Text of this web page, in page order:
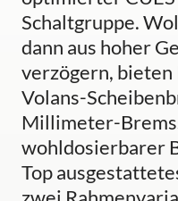
Schaltgruppe.
dann aus hoher
verzögern,
Volans-
Millimeter-
wohldosierbarer
Top